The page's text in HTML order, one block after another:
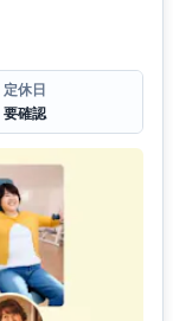
定休日
要確認